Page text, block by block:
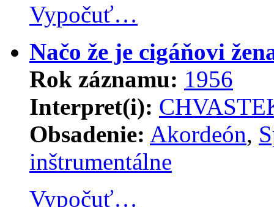
Vypočuť…
Načo že je cigáňovi
Rok záznamu: 1956
Interpret(i):
Obsadenie: Akordeón,
inštrumentálne
Vypočuť…